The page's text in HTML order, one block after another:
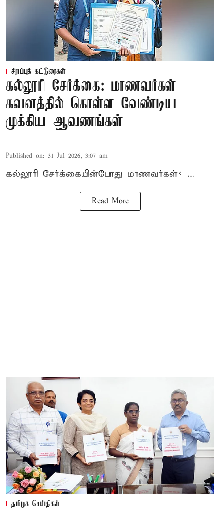
சிறப்புக் கட்டுரைகள்
கல்லூரி சேர்க்கை: மாணவர்கள்
கவனத்தில் கொள்ள வேண்டிய
முக்கிய ஆவணங்கள்
Published on: 31 Jul 2026, 3:07 am
கல்லூரி சேர்க்கையின்போது மாணவர்கள்< ...
Read More
தமிழக செய்திகள்